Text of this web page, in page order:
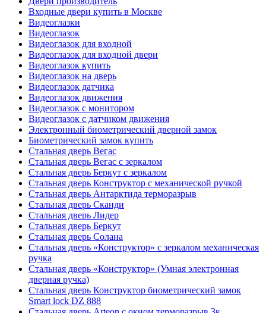
Входные двери купить в Москве
Видеоглазки
Видеоглазок
Видеоглазок для входной
Видеоглазок для входной двери
Видеоглазок купить
Видеоглазок на дверь
Видеоглазок датчика
Видеоглазок движения
Видеоглазок с монитором
Видеоглазок с датчиком движения
Электронный биометрический дверной замок
Биометрический замок купить
Стальная дверь Вегас
Стальная дверь Вегас с зеркалом
Стальная дверь Беркут с зеркалом
Стальная дверь Конструктор с механической ручкой
Стальная дверь Антарктида терморазрыв
Стальная дверь Сканди
Стальная дверь Лидер
Стальная дверь Беркут
Стальная дверь Солана
Стальная дверь «Конструктор» с зеркалом механическая
ручка
Стальная дверь «Конструктор» (Умная электронная
дверная ручка)
Стальная дверь Конструктор биометрический замок
Smart lock DZ 888